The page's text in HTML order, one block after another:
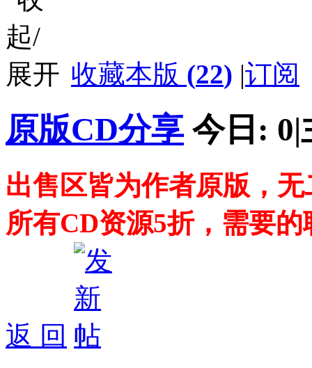
好消息限时66元升级VIP！赠
1、每天签到街拍币免费领；点
好消息限时66元升级VIP！赠
1、每天签到街拍币免费领；点
好消息限时66元升级VIP！赠
1、每天签到街拍币免费领；点
好消息限时66元升级VIP！赠
1、每天签到街拍币免费领；点
收藏本版 (22) |订阅
原版CD分享 今日: 0|
出售区皆为作者原版，
所有CD资源5折，需要
返 回